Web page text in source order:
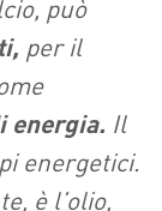
può
per il
energia. Il
energetici.
è l’olio,